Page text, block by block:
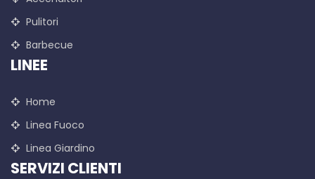
Pulitori
Barbecue
LINEE
Home
Linea Fuoco
Linea Giardino
SERVIZI CLIENTI